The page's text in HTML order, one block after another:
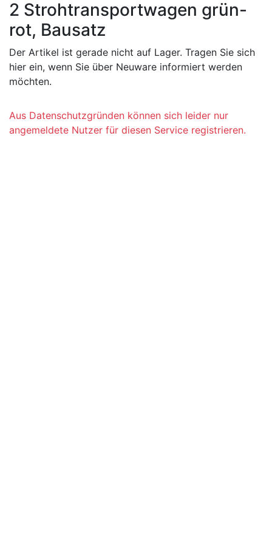
2 Strohtransportwagen grün-
rot, Bausatz
Der Artikel ist gerade nicht auf Lager. Tragen Sie sich
hier ein, wenn Sie über Neuware informiert werden
möchten.
Aus Datenschutzgründen können sich leider nur
angemeldete Nutzer für diesen Service registrieren.